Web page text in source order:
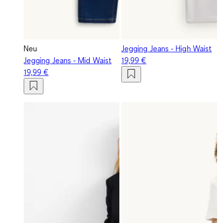
Neu
Jegging Jeans - Mid Waist
19,99 €
Jegging Jeans - High Waist
19,99 €